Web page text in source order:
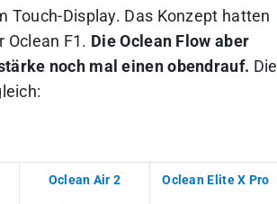
Touch-Display. Das Konzept hatten
Oclean F1. Die Oclean Flow aber
noch mal einen obendrauf. Die
Oclean Air 2 Oclean Elite X Pro